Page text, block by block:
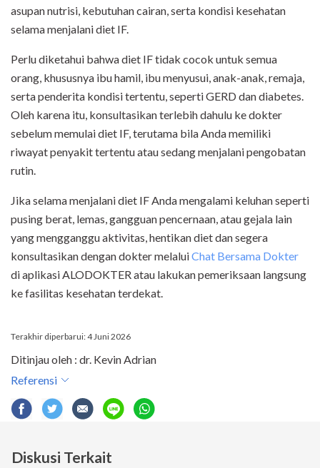
asupan nutrisi, kebutuhan cairan, serta kondisi kesehatan
selama menjalani diet IF.
Perlu diketahui bahwa diet IF tidak cocok untuk semua
orang, khususnya ibu hamil, ibu menyusui, anak-anak, remaja,
serta penderita kondisi tertentu, seperti GERD dan diabetes.
Oleh karena itu, konsultasikan terlebih dahulu ke dokter
sebelum memulai diet IF, terutama bila Anda memiliki
riwayat penyakit tertentu atau sedang menjalani pengobatan
rutin.
Jika selama menjalani diet IF Anda mengalami keluhan seperti
pusing berat, lemas, gangguan pencernaan, atau gejala lain
yang mengganggu aktivitas, hentikan diet dan segera
konsultasikan dengan dokter melaluiChat Bersama Dokter
di aplikasi ALODOKTER atau lakukan pemeriksaan langsung
ke fasilitas kesehatan terdekat.
Terakhir diperbarui: 4 Juni 2026